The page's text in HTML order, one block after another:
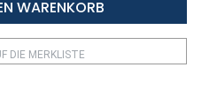
WARENKORB
DIE MERKLISTE